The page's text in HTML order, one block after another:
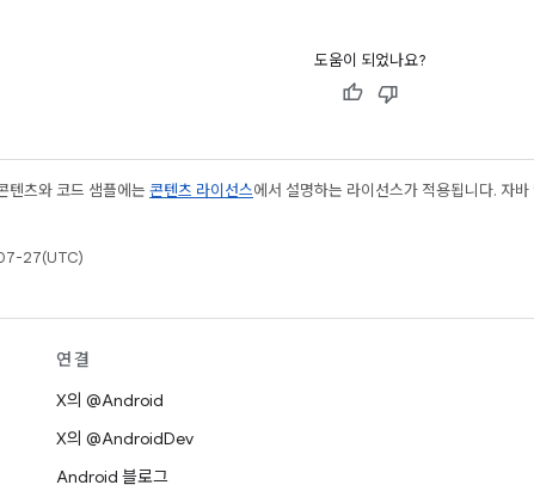
도움이 되었나요?
텐츠와 코드 샘플에는 콘텐츠 라이선스에서 설명하는 라이선스가 적용됩니다. 자
27(UTC)
연결
X의 @Android
X의 @AndroidDev
Android 블로그